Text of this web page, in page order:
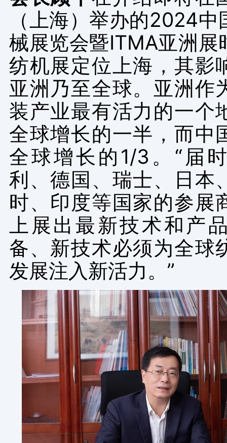
（上海）举办的2024中
械展览会暨ITMA亚洲展
纺机展定位上海，其影
亚洲乃至全球。亚洲作
装产业最有活力的一个
全球增长的一半，而中
全球增长的 1/3 。“届
利、德国、瑞士、日本
时、印度等国家的参展
上展出最新技术和产
备、新技术必须为全球
发展注入新活力。”